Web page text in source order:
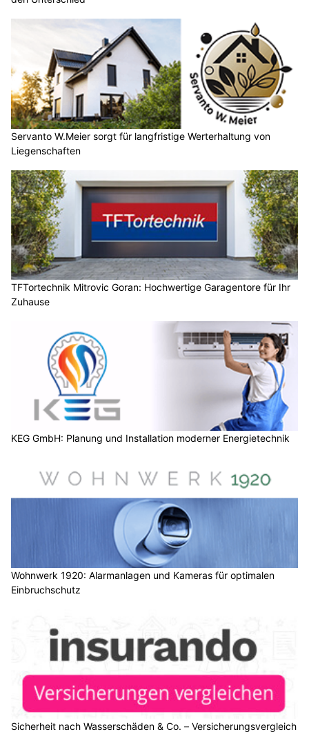
Servanto W.Meier sorgt für langfristige Werterhaltung von
Liegenschaften
TFTortechnik Mitrovic Goran: Hochwertige Garagentore für Ihr
Zuhause
KEG GmbH: Planung und Installation moderner Energietechnik
Wohnwerk 1920: Alarmanlagen und Kameras für optimalen
Einbruchschutz
Sicherheit nach Wasserschäden & Co. – Versicherungsvergleich